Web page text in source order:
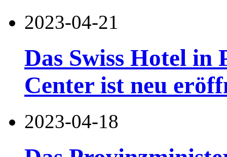
2023-04-21
Das Swiss Hotel in
Center ist neu
2023-04-18